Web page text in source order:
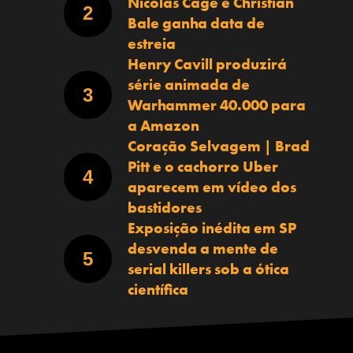
Bale ganha data de
estreia
Henry Cavill produzirá
série animada de
Warhammer 40.000 para
a Amazon
Coração Selvagem | Brad
Pitt e o cachorro Uber
aparecem em vídeo dos
bastidores
Exposição inédita em SP
desvenda a mente de
serial killers sob a ótica
científica